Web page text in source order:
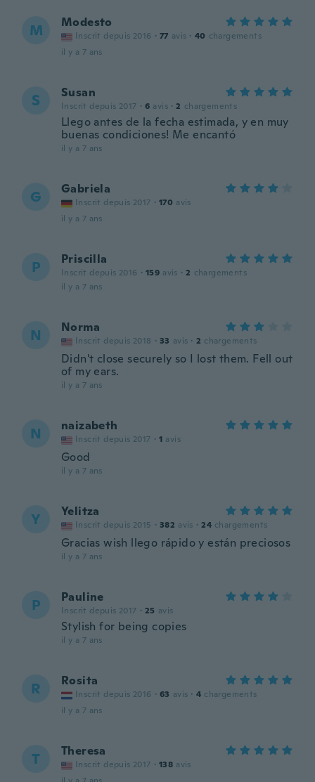
M Modesto
Inscrit depuis 2016 · 77 avis · 40 chargements
il y a 7 ans
S Susan
Inscrit depuis 2017 · 6 avis · 2 chargements
Llego antes de la fecha estimada, y en muy
buenas condiciones! Me encantó
il y a 7 ans
G Gabriela
Inscrit depuis 2017 · 170 avis
il y a 7 ans
P Priscilla
Inscrit depuis 2016 · 159 avis · 2 chargements
il y a 7 ans
N Norma
Inscrit depuis 2018 · 33 avis · 2 chargements
Didn't close securely so I lost them. Fell out
of my ears.
il y a 7 ans
N naizabeth
Inscrit depuis 2017 · 1 avis
Good
il y a 7 ans
Y Yelitza
Inscrit depuis 2015 · 382 avis · 24 chargements
Gracias wish llego rápido y están preciosos
il y a 7 ans
P Pauline
Inscrit depuis 2017 · 25 avis
Stylish for being copies
il y a 7 ans
R Rosita
Inscrit depuis 2016 · 63 avis · 4 chargements
il y a 7 ans
T Theresa
Inscrit depuis 2017 · 138 avis